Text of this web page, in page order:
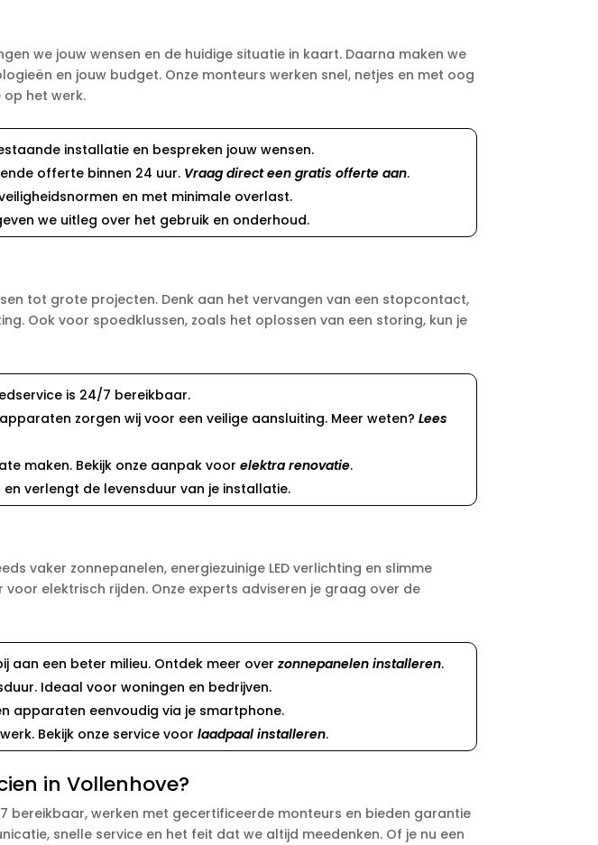
we jouw wensen en de huidige situatie in kaart. Daarna maken we
en jouw budget. Onze monteurs werken snel, netjes en met oog
het werk.
installatie en bespreken jouw wensen.
offerte binnen 24 uur. Vraag direct een gratis offerte aan.
en met minimale overlast.
we uitleg over het gebruik en onderhoud.
tot grote projecten. Denk aan het vervangen van een stopcontact,
Ook voor spoedklussen, zoals het oplossen van een storing, kun je
is 24/7 bereikbaar.
zorgen wij voor een veilige aansluiting. Meer weten?Lees
maken. Bekijk onze aanpak voorelektra renovatie.
verlengt de levensduur van je installatie.
vaker zonnepanelen, energiezuinige LED verlichting en slimme
elektrisch rijden. Onze experts adviseren je graag over de
aan een beter milieu. Ontdek meer overzonnepanelen installeren.
Ideaal voor woningen en bedrijven.
apparaten eenvoudig via je smartphone.
Bekijk onze service voorlaadpaal installeren.
in Vollenhove?
bereikbaar, werken met gecertificeerde monteurs en bieden garantie
snelle service en het feit dat we altijd meedenken. Of je nu een